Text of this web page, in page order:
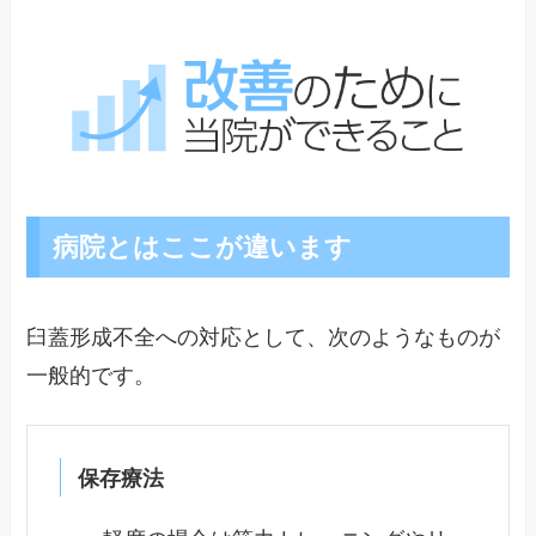
病院とはここが違います
臼蓋形成不全への対応として、次のようなものが
一般的です。
保存療法